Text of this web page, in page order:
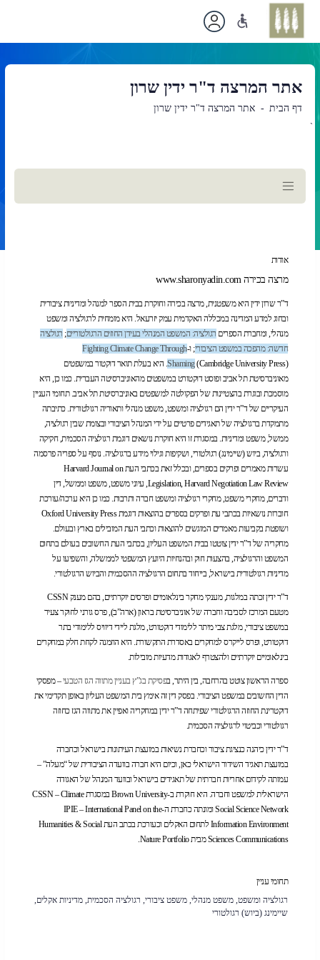
אתר המרצה ד"ר ידין שרון
דף הבית אתר המרצה ד"ר ידין שרון
`
תוכן
ראשי
אודות
מרצה בכירה www.sharonyadin.com
ד”ר שרון ידין היא משפטנית, מרצה בכירה וחוקרת בבית הספר למנהל ומדיניות ציבורית
ובחוג למדע המדינה במכללה האקדמית עמק יזרעאל. היא מומחית לרגולציה ומשפט
מנהלי, ומחברת הספרים רגולציה: המשפט המנהלי בעידן החוזים הרגולטוריים; רגולציה
חדשה: מהפכה במשפט הציבורי; ו-Fighting Climate Change Through
Shaming(Cambridge University Press). היא בעלת תואר דוקטור במשפטים
מאוניברסיטת תל אביב ופוסט דוקטורט במשפטים מהאוניברסיטה העברית. כמו כן, היא
מוסמכת ובוגרת בהצטיינות של הפקולטה למשפטים באוניברסיטת תל אביב. תחומי העניין
העיקריים של ד”ר ידין הם רגולציה ומשפט, משפט מנהלי ותאוריה רגולטורית. כתיבתה
מתמקדת ברגולציה של תאגידים פרטיים על ידי המנהל הציבורי ובצומת שבין רגולציה,
ממשל, משפט ומדיניות. במסגרת זו היא חוקרת נושאים דוגמת רגולציה הסכמית, חקיקה
ורגולציה, ביוש (שיימינג) רגולטורי, ושקיפות וגילוי מידע ברגולציה. נוסף על ספריה פרסמה
עשרות מאמרים ופרקים בספרים, ובכלל זאת בכתבי העת Harvard Journal on
Legislation, Harvard Negotiation Law Review, עיוני משפט, משפט וממשל, דין
ודברים, מחקרי משפט, מחקרי רגולציה ומשפט חברה ותרבות. כמו כן היא ערכה/עורכת
חוברות נושאיות בכתבי עת ופרקים בספרים בהוצאות דוגמת Oxford University Press
ושופטת בקביעות מאמרים המוגשים להוצאות וכתבי העת המובילים בארץ ובעולם.
מחקריה של ד”ר ידין צוטטו בבית המשפט העליון, בכתבי העת החשובים בעולם בתחום
המשפט והרגולציה, בהצעות חוק ובהנחיות היועץ המשפטי לממשלה, והשפיעו על
מדיניות רגולטורית בישראל, בייחוד בתחום הרגולציה ההסכמית והביוש הרגולטורי.
ד”ר ידין זכתה במלגות, מענקי מחקר בינלאומיים ופרסים יוקרתיים, בהם מענק CSSN
מטעם המרכז לסביבה וחברה של אוניברסיטת בראון (ארה”ב), פרס גורני לחוקר צעיר
במשפט ציבורי, מלגת צבי מיתר ללימודי דוקטורט, מלגת ליידי דיוויס ללימודי בתר
דוקטורט, ופרס לייקרס למחקרים באסדרת התקשורת. היא הוזמנה לקחת חלק במחקרים
בינלאומיים יוקרתיים ולהצטרף לאגודות מדעיות מובילות.
ספרה הראשון צוטט בהרחבה, בין היתר, בפסיקת בג”ץ בעניין מתווה הגז הטבעי– מפסקי
הדין החשובים במשפט הציבורי. בפסק דין זה אימץ בית המשפט העליון באופן תקדימי את
דוקטרינת החוזה הרגולטורי שפיתחה ד”ר ידין במחקריה ואפיין את מתווה הגז כחוזה
רגולטורי וכביטוי לרגולציה הסכמית.
ד”ר ידין כיהנה כנציגת ציבור וכחברת נשיאות במועצת העיתונות בישראל וכחברה
במועצת תאגיד השידור הישראלי כאן, וכיום היא חברה בוועדה הציבורית של “מעלה” –
עמותה לקידום אחריות חברתית של תאגידים בישראל ובוועד המנהל של האגודה
הישראלית למשפט וחברה. היא חוקרת ב-Brown University במסגרת CSSN – Climate
Social Science Network ומונתה כחברת ה-IPIE – International Panel on the
Information Environment לתחום האקלים וכעורכת בכתב העת Humanities & Social
Sciences Communications מבית Nature Portfolio.
תחומי עניין
רגולציה ומשפט, משפט מנהלי, משפט ציבורי, רגולציה הסכמית, מדיניות אקלים,
שיימינג (ביוש) רגולטורי